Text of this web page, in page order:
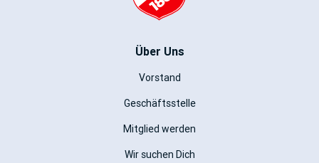
Über Uns
Vorstand
Geschäftsstelle
Mitglied werden
Wir suchen Dich